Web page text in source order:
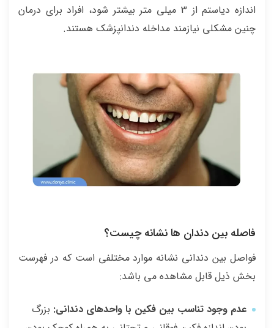
اندازه دیاستم از 3 میلی متر بیشتر شود، افراد برای درمان
چنین مشکلی نیازمند مداخله دندانپزشک هستند.
فاصله بین دندان ها نشانه چیست؟
فواصل بین دندانی نشانه موارد مختلفی است که در فهرست
بخش ذیل قابل مشاهده می باشد:
عدم وجود تناسب بین فکین با واحدهای دندانی: بزرگ